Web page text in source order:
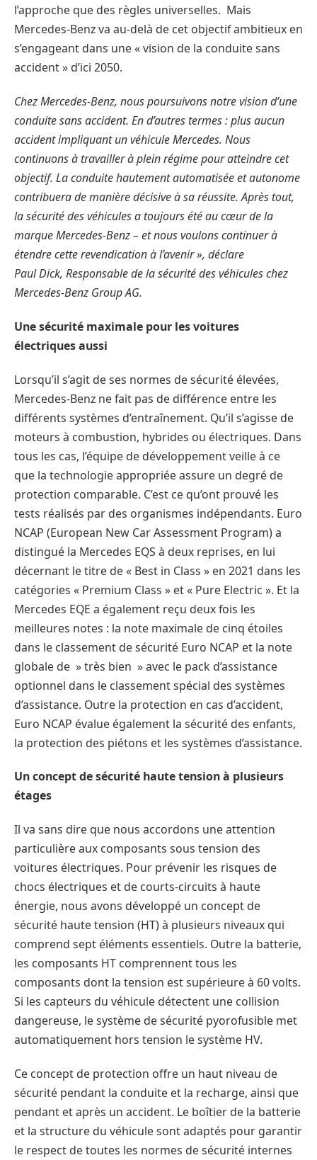
l’approche que des règles universelles. Mais
Mercedes-Benz va au-delà de cet objectif ambitieux en
s’engageant dans une « vision de la conduite sans
accident » d’ici 2050.
Chez Mercedes-Benz, nous poursuivons notre vision d’une
conduite sans accident. En d’autres termes : plus aucun
accident impliquant un véhicule Mercedes. Nous
continuons à travailler à plein régime pour atteindre cet
objectif. La conduite hautement automatisée et autonome
contribuera de manière décisive à sa réussite. Après tout,
la sécurité des véhicules a toujours été au cœur de la
marque Mercedes-Benz – et nous voulons continuer à
étendre cette revendication à l’avenir », déclare
Paul Dick, Responsable de la sécurité des véhicules chez
Mercedes-Benz Group AG.
Une sécurité maximale pour les voitures
électriques aussi
Lorsqu’il s’agit de ses normes de sécurité élevées,
Mercedes-Benz ne fait pas de différence entre les
différents systèmes d’entraînement. Qu’il s’agisse de
moteurs à combustion, hybrides ou électriques. Dans
tous les cas, l’équipe de développement veille à ce
que la technologie appropriée assure un degré de
protection comparable. C’est ce qu’ont prouvé les
tests réalisés par des organismes indépendants. Euro
NCAP (European New Car Assessment Program) a
distingué la Mercedes EQS à deux reprises, en lui
décernant le titre de « Best in Class » en 2021 dans les
catégories « Premium Class » et « Pure Electric ». Et la
Mercedes EQE a également reçu deux fois les
meilleures notes : la note maximale de cinq étoiles
dans le classement de sécurité Euro NCAP et la note
globale de » très bien » avec le pack d’assistance
optionnel dans le classement spécial des systèmes
d’assistance. Outre la protection en cas d’accident,
Euro NCAP évalue également la sécurité des enfants,
la protection des piétons et les systèmes d’assistance.
Un concept de sécurité haute tension à plusieurs
étages
Il va sans dire que nous accordons une attention
particulière aux composants sous tension des
voitures électriques. Pour prévenir les risques de
chocs électriques et de courts-circuits à haute
énergie, nous avons développé un concept de
sécurité haute tension (HT) à plusieurs niveaux qui
comprend sept éléments essentiels. Outre la batterie,
les composants HT comprennent tous les
composants dont la tension est supérieure à 60 volts.
Si les capteurs du véhicule détectent une collision
dangereuse, le système de sécurité pyorofusible met
automatiquement hors tension le système HV.
Ce concept de protection offre un haut niveau de
sécurité pendant la conduite et la recharge, ainsi que
pendant et après un accident. Le boîtier de la batterie
et la structure du véhicule sont adaptés pour garantir
le respect de toutes les normes de sécurité internes